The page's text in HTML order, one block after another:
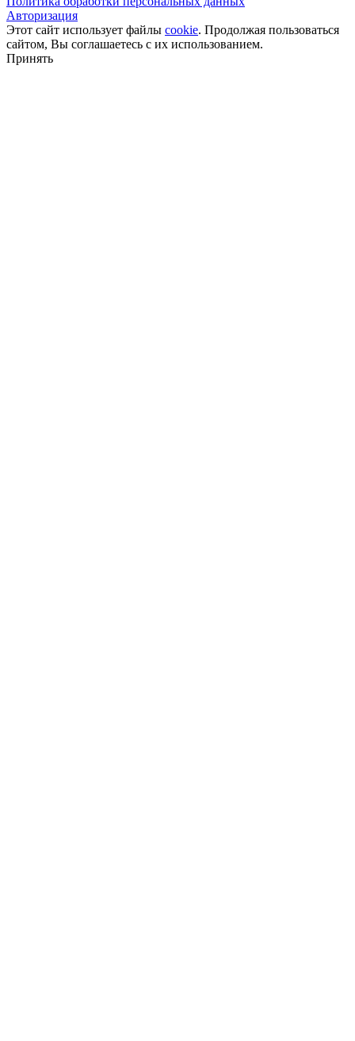
Авторизация
Этот сайт использует файлы cookie. Продолжая пользоваться
сайтом, Вы соглашаетесь с их использованием.
Принять